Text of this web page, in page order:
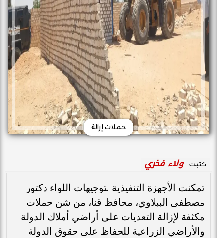
حملات إزالة
كتبت ولاء فخري
تمكنت الأجهزة التنفيذية بتوجيهات اللواء دكتور
مصطفى الببلاوي، محافظ قنا، من شن حملات
مكثفة لإزالة التعديات على أراضي أملاك الدولة
والأراضي الزراعية للحفاظ على حقوق الدولة